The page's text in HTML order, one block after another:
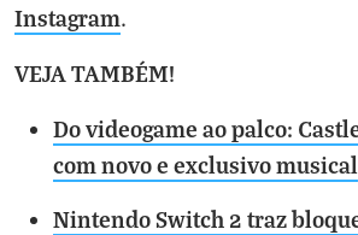
Instagram.
VEJA TAMBÉM!
Do videogame ao palco:
com novo e exclusivo musical
Nintendo Switch 2 traz